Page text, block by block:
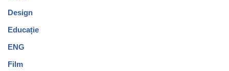
Design
Educație
ENG
Film